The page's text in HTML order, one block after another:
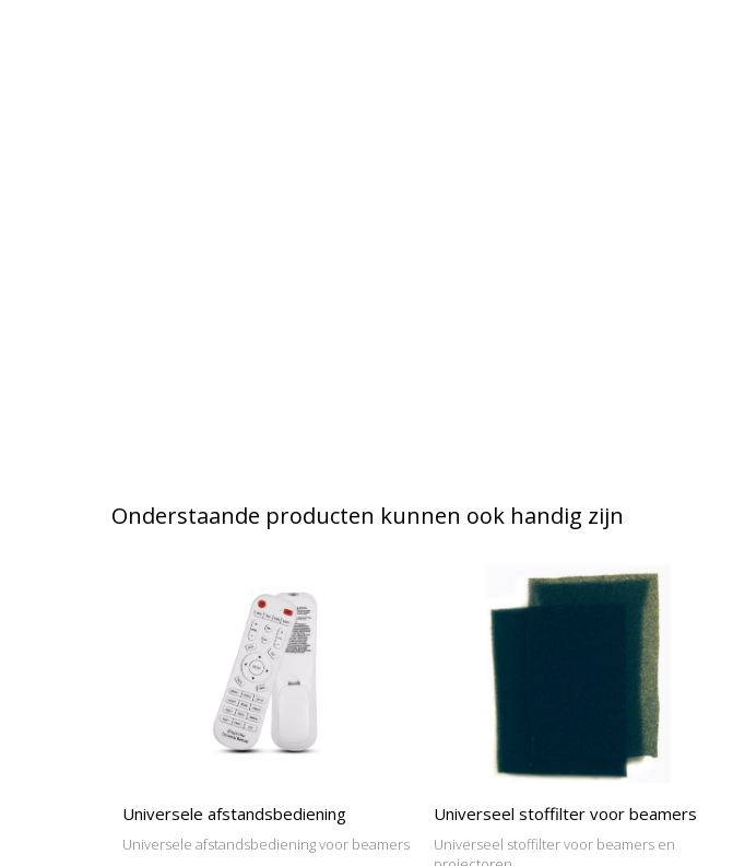
Onderstaande producten kunnen ook handig zijn
Universele afstandsbediening
Universele afstandsbediening voor beamers
Universeel stoffilter voor beamers
Universeel stoffilter voor beamers en